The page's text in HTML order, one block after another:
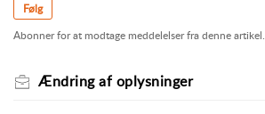
Følg
Abonner for at modtage meddelelser fra denne artikel.
Ændring af oplysninger